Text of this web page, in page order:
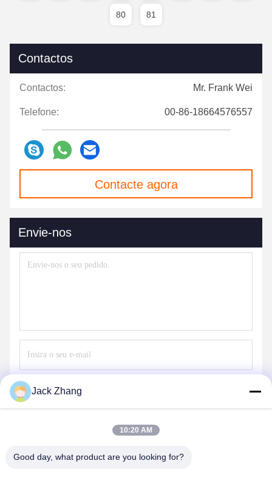
80 81
Contactos
Contactos: Mr. Frank Wei
Telefone: 00-86-18664576557
Contacte agora
Envie-nos
Jack Zhang
10:20 AM
Good day, what product are you looking for?